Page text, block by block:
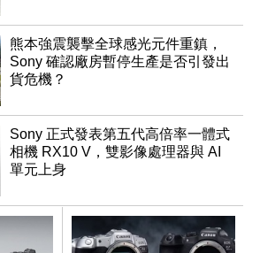
熊本強震襲擊全球感光元件重鎮，
Sony 確認廠房暫停生產是否引發出
貨危機？
Sony 正式發表第五代高倍率一體式
相機 RX10 V，雙影像處理器與 AI
單元上身